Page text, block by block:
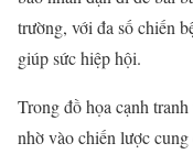
trường, với đa số chiến
giúp sức hiệp hội.
Trong đồ họa cạnh
nhờ vào chiến lược